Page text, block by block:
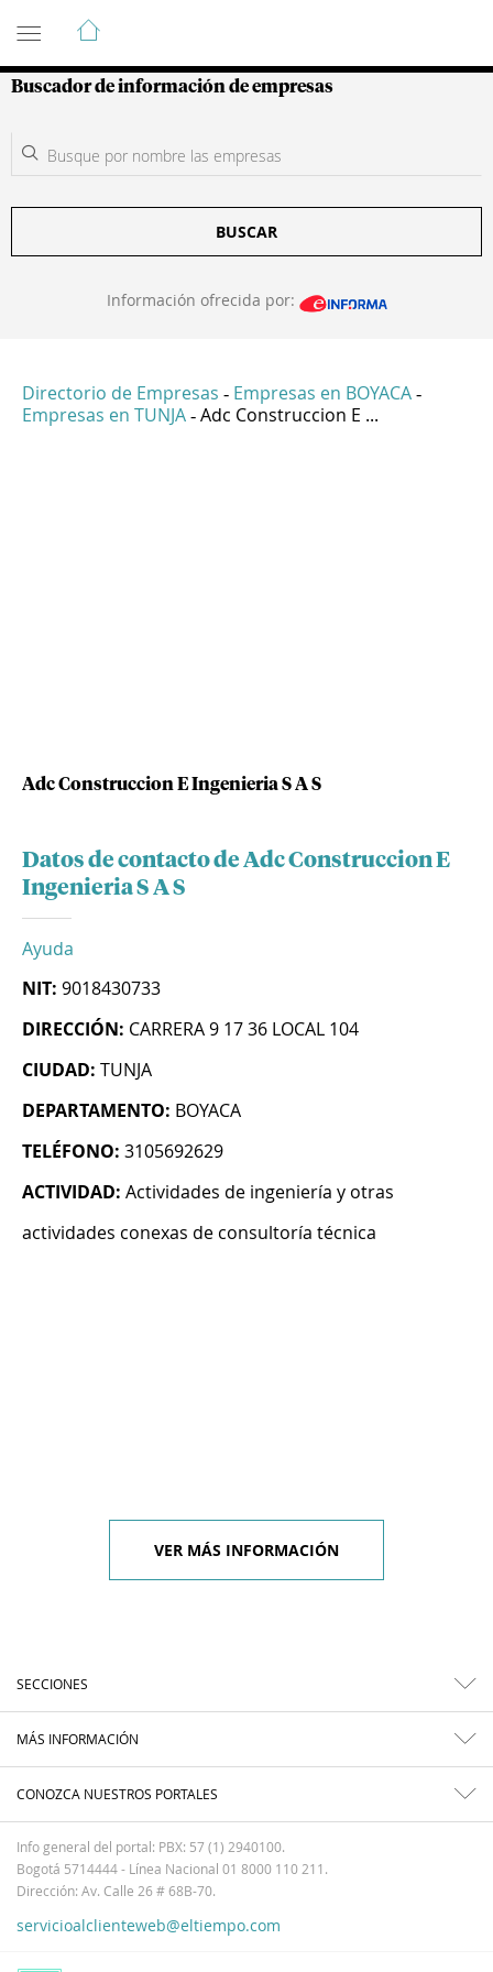
Guía de Empresas Colombianas
Buscador de información de empresas
BUSCAR
Información ofrecida por:
Directorio de Empresas - Empresas en BOYACA -
Empresas en TUNJA - Adc Construccion E ...
Adc Construccion E Ingenieria S A S
Datos de contacto de Adc Construccion E
Ingenieria S A S
Ayuda
NIT: 9018430733
DIRECCIÓN: CARRERA 9 17 36 LOCAL 104
CIUDAD: TUNJA
DEPARTAMENTO: BOYACA
TELÉFONO: 3105692629
ACTIVIDAD: Actividades de ingeniería y otras
actividades conexas de consultoría técnica
VER MÁS INFORMACIÓN
SECCIONES
MÁS INFORMACIÓN
CONOZCA NUESTROS PORTALES
Info general del portal: PBX: 57 (1) 2940100.
Bogotá 5714444 - Línea Nacional 01 8000 110 211.
Dirección: Av. Calle 26 # 68B-70.
servicioalclienteweb@eltiempo.com